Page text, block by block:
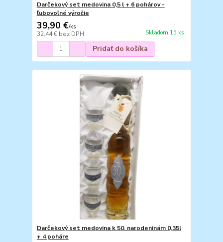
Darčekový set medovina 0,5 l + 6 pohárov -
ľubovoľné výročie
39,90 €/ks
32,44 € bez DPH Skladom 15 ks
Pridať do košíka
Darčekový set medovina k 50. narodeninám 0,35l
+ 4 poháre